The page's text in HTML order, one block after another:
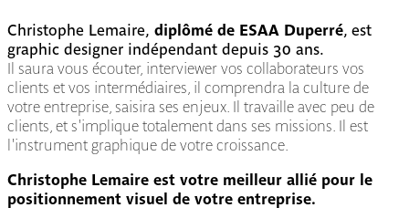
Christophe Lemaire, diplômé de ESAA Duperré , est
graphic designer indépendant depuis 30 ans.
Il saura vous écouter, interviewer vos collaborateurs vos
clients et vos intermédiaires, il comprendra la culture de
votre entreprise, saisira ses enjeux. Il travaille avec peu de
clients, et s'implique totalement dans ses missions. Il est
l'instrument graphique de votre croissance.
Christophe Lemaire est votre meilleur allié pour le
positionnement visuel de votre entreprise.